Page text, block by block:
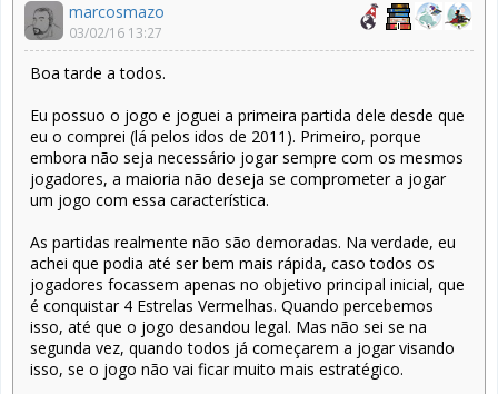
marcosmazo
03/02/16 13:27
Boa tarde a todos.
Eu possuo o jogo e joguei a primeira partida dele desde que
eu o comprei (lá pelos idos de 2011). Primeiro, porque
embora não seja necessário jogar sempre com os mesmos
jogadores, a maioria não deseja se comprometer a jogar
um jogo com essa característica.
As partidas realmente não são demoradas. Na verdade, eu
achei que podia até ser bem mais rápida, caso todos os
jogadores focassem apenas no objetivo principal inicial, que
é conquistar 4 Estrelas Vermelhas. Quando percebemos
isso, até que o jogo desandou legal. Mas não sei se na
segunda vez, quando todos já começarem a jogar visando
isso, se o jogo não vai ficar muito mais estratégico.